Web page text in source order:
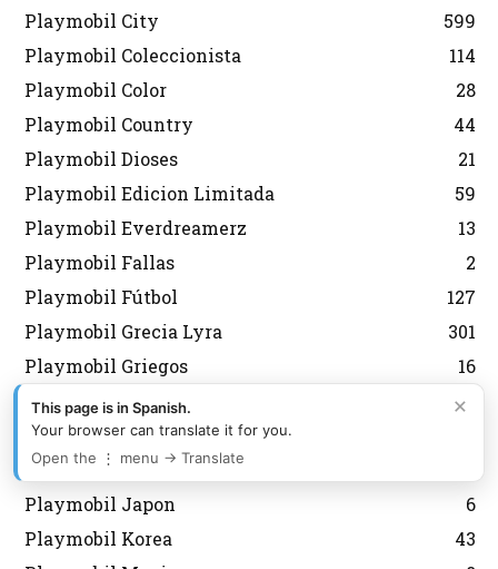
Playmobil City
599
Playmobil Coleccionista
114
Playmobil Color
28
Playmobil Country
44
Playmobil Dioses
21
Playmobil Edicion Limitada
59
Playmobil Everdreamerz
13
Playmobil Fallas
2
Playmobil Fútbol
127
Playmobil Grecia Lyra
301
Playmobil Griegos
16
Playmobil Heidi
11
Playmobil Heroes
Playmobil History
Playmobil Japon
6
Playmobil Korea
43
×
This page is in Spanish.
Your browser can translate it for you.
Open the ⋮ menu → Translate